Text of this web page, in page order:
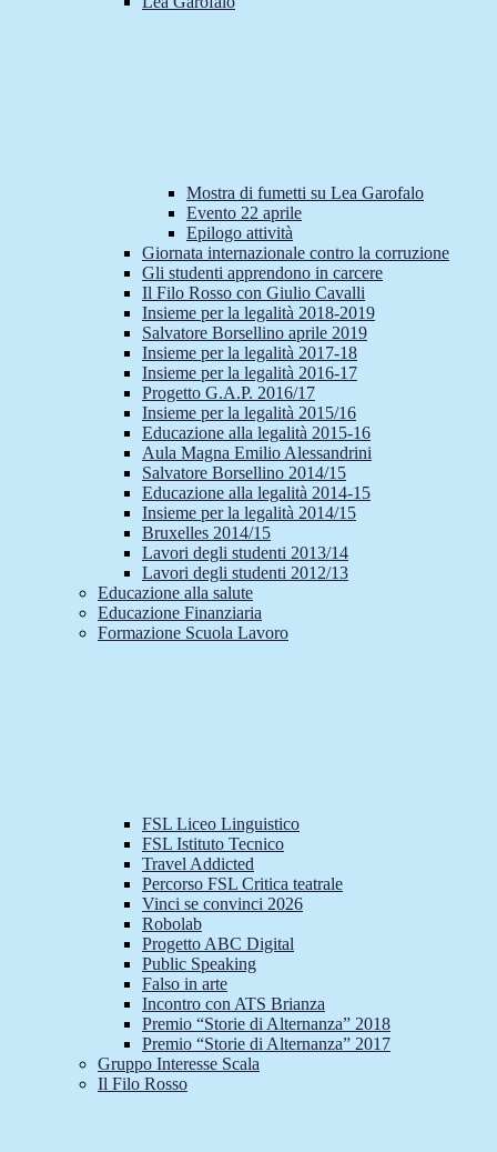
Mostra di fumetti su Lea Garofalo
Evento 22 aprile
Epilogo attività
Giornata internazionale contro la corruzione
Gli studenti apprendono in carcere
Il Filo Rosso con Giulio Cavalli
Insieme per la legalità 2018-2019
Salvatore Borsellino aprile 2019
Insieme per la legalità 2017-18
Insieme per la legalità 2016-17
Progetto G.A.P. 2016/17
Insieme per la legalità 2015/16
Educazione alla legalità 2015-16
Aula Magna Emilio Alessandrini
Salvatore Borsellino 2014/15
Educazione alla legalità 2014-15
Insieme per la legalità 2014/15
Bruxelles 2014/15
Lavori degli studenti 2013/14
Lavori degli studenti 2012/13
Educazione alla salute
Educazione Finanziaria
Formazione Scuola Lavoro
FSL Liceo Linguistico
FSL Istituto Tecnico
Travel Addicted
Percorso FSL Critica teatrale
Vinci se convinci 2026
Robolab
Progetto ABC Digital
Public Speaking
Falso in arte
Incontro con ATS Brianza
Premio “Storie di Alternanza” 2018
Premio “Storie di Alternanza” 2017
Gruppo Interesse Scala
Il Filo Rosso